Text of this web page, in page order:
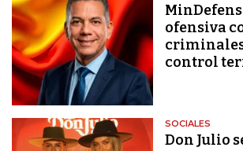
ofensiva
control
SOCIALES
Don Julio